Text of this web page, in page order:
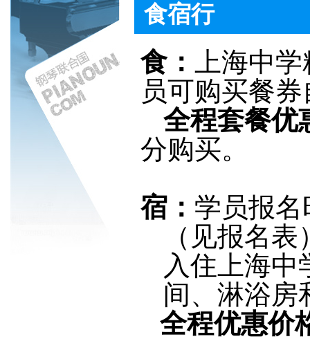
食宿行
食：
上海中
员可购买餐
全程套餐优
分购买。
宿： 学员报
（见报名
入住上海中
间、淋浴房
全程优惠价